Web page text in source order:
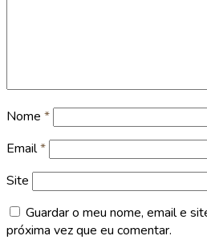
Nome *
Email*
Site
Guardar o meu nome, email e
próxima vez que eu comentar.